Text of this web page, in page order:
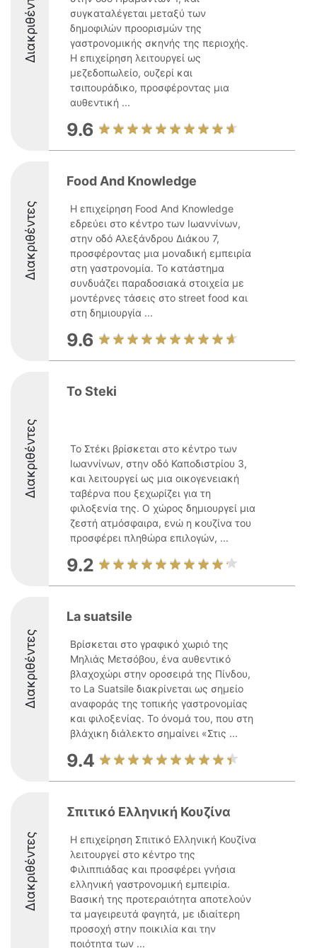
Διακριθέντες
συγκαταλέγεται μεταξύ των
δημοφιλών προορισμών της
γαστρονομικής σκηνής της περιοχής.
Η επιχείρηση λειτουργεί ως
μεζεδοπωλείο, ουζερί και
τσιπουράδικο, προσφέροντας μια
αυθεντική ...
9.6
Διακριθέντες
Food And Knowledge
Η επιχείρηση Food And Knowledge
εδρεύει στο κέντρο των Ιωαννίνων,
στην οδό Αλεξάνδρου Διάκου 7,
προσφέροντας μια μοναδική εμπειρία
στη γαστρονομία. Το κατάστημα
συνδυάζει παραδοσιακά στοιχεία με
μοντέρνες τάσεις στο street food και
στη δημιουργία ...
9.6
Διακριθέντες
To Steki
Το Στέκι βρίσκεται στο κέντρο των
Ιωαννίνων, στην οδό Καποδιστρίου 3,
και λειτουργεί ως μια οικογενειακή
ταβέρνα που ξεχωρίζει για τη
φιλοξενία της. Ο χώρος δημιουργεί μια
ζεστή ατμόσφαιρα, ενώ η κουζίνα του
προσφέρει πληθώρα επιλογών, ...
9.2
Διακριθέντες
La suatsile
Βρίσκεται στο γραφικό χωριό της
Μηλιάς Μετσόβου, ένα αυθεντικό
βλαχοχώρι στην οροσειρά της Πίνδου,
το La Suatsile διακρίνεται ως σημείο
αναφοράς της τοπικής γαστρονομίας
και φιλοξενίας. Το όνομά του, που στη
βλάχικη διάλεκτο σημαίνει «Στις ...
9.4
Διακριθέντες
Σπιτικό Ελληνική Κουζίνα
Η επιχείρηση Σπιτικό Ελληνική Κουζίνα
λειτουργεί στο κέντρο της
Φιλιππιάδας και προσφέρει γνήσια
ελληνική γαστρονομική εμπειρία.
Βασική της προτεραιότητα αποτελούν
τα μαγειρευτά φαγητά, με ιδιαίτερη
προσοχή στην ποικιλία και την
ποιότητα των ...